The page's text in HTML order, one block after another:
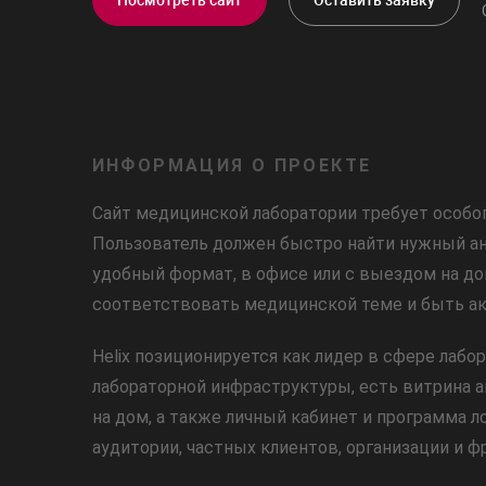
ИНФОРМАЦИЯ О ПРОЕКТЕ
Сайт медицинской лаборатории требует
Пользователь должен быстро найти нужный
удобный формат, в офисе или с выездом на
соответствовать медицинской теме и быть
Helix позиционируется как лидер в сфере
лабораторной инфраструктуры, есть витрина
на дом, а также личный кабинет и программа
аудитории, частных клиентов, организации и